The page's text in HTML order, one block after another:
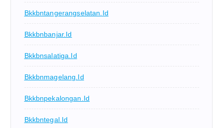
Bkkbntangerangselatan.id
Bkkbnbanjar.id
Bkkbnsalatiga.id
Bkkbnmagelang.id
Bkkbnpekalongan.id
Bkkbntegal.id